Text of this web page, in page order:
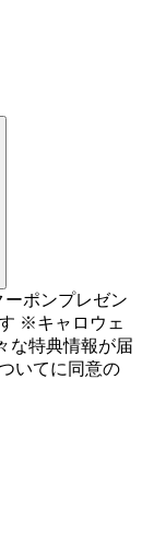
ーポンプレゼン
※キャロウェ
な特典情報が届
いてに同意の